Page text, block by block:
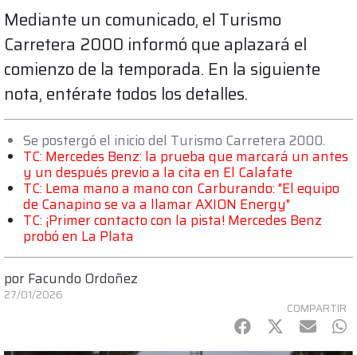
Mediante un comunicado, el Turismo
Carretera 2000 informó que aplazará el
comienzo de la temporada. En la siguiente
nota, entérate todos los detalles.
Se postergó el inicio del Turismo Carretera 2000.
TC: Mercedes Benz: la prueba que marcará un antes
y un después previo a la cita en El Calafate
TC: Lema mano a mano con Carburando: "El equipo
de Canapino se va a llamar AXION Energy"
TC: ¡Primer contacto con la pista! Mercedes Benz
probó en La Plata
por Facundo Ordoñez
27/01/2026
COMPARTIR
Facebook
Twitter
mail